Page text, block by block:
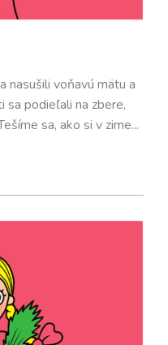
nasušili voňavú mätu a
sa podieľali na zbere,
sa, ako si v zime...